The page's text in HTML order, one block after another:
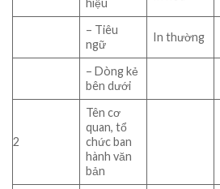
hiệu
– Tiêu
ngữ
In thường
– Dòng kẻ
bên dưới
2
Tên cơ
quan, tổ
chức ban
hành văn
bản